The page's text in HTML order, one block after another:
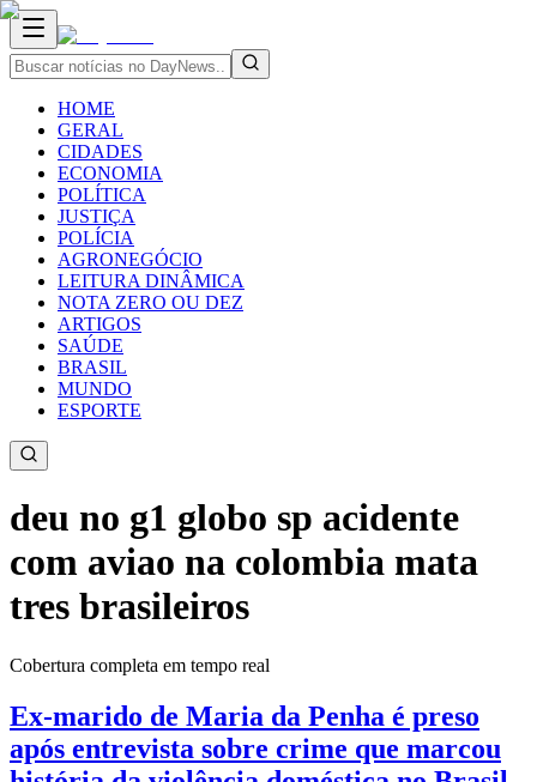
HOME
GERAL
CIDADES
ECONOMIA
POLÍTICA
JUSTIÇA
POLÍCIA
AGRONEGÓCIO
LEITURA DINÂMICA
NOTA ZERO OU DEZ
ARTIGOS
SAÚDE
BRASIL
MUNDO
ESPORTE
deu no g1 globo sp acidente
com aviao na colombia mata
tres brasileiros
Cobertura completa em tempo real
Ex-marido de Maria da Penha é preso
após entrevista sobre crime que marcou